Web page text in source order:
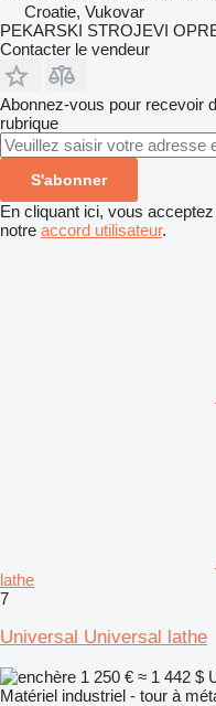
Croatie, Vukovar
PEKARSKI STROJEVI
Contacter le vendeur
Abonnez-vous pour recevoir
rubrique
S'abonner
En cliquant ici, vous
notre accord utilisateur.
lathe
7
Universal Universal lathe
1 250 € ≈ 1 442 $
Matériel industriel - tour à